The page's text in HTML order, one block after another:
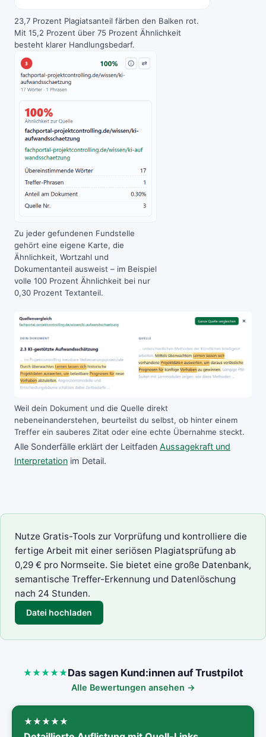
23,7 Prozent Plagiatsanteil färben den Balken rot.
Mit 15,2 Prozent über 75 Prozent Ähnlichkeit
besteht klarer Handlungsbedarf.
Zu jeder gefundenen Fundstelle
gehört eine eigene Karte, die
Ähnlichkeit, Wortzahl und
Dokumentanteil ausweist – im Beispiel
volle 100 Prozent Ähnlichkeit bei nur
0,30 Prozent Textanteil.
Weil dein Dokument und die Quelle direkt
nebeneinanderstehen, beurteilst du selbst, ob hinter einem
Treffer ein sauberes Zitat oder eine echte Übernahme steckt.
Alle Sonderfälle erklärt der Leitfaden Aussagekraft und
Interpretation im Detail.
Nutze Gratis-Tools zur Vorprüfung und kontrolliere die
fertige Arbeit mit einer seriösen Plagiatsprüfung ab
0,29 € pro Normseite. Sie bietet eine große Datenbank,
semantische Treffer-Erkennung und Datenlöschung
nach 24 Stunden.
Datei hochladen
Das sagen Kund:innen auf Trustpilot
Alle Bewertungen ansehen →